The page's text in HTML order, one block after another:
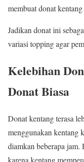
membuat donat
Jadikan donat ini
variasi topping agar
Kelebihan
Donat Biasa
Donat kentang terasa
menggunakan kentang
diamkan beberapa jam.